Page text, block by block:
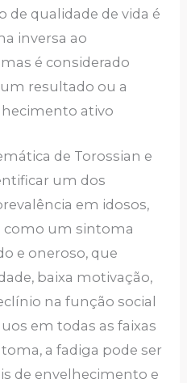
de qualidade de vida é
inversa ao
é considerado
resultado ou a
ativo
de Torossian e
um dos
em idosos,
como um sintoma
e oneroso, que
baixa motivação,
na função social
em todas as faixas
a fadiga pode ser
de envelhecimento e